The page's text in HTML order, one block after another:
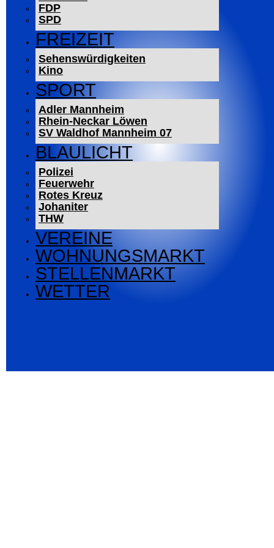
FDP
SPD
FREIZEIT
Sehenswürdigkeiten
Kino
SPORT
Adler Mannheim
Rhein-Neckar Löwen
SV Waldhof Mannheim 07
BLAULICHT
Polizei
Feuerwehr
Rotes Kreuz
Johaniter
THW
VEREINE
WOHNUNGSMARKT
STELLENMARKT
WETTER